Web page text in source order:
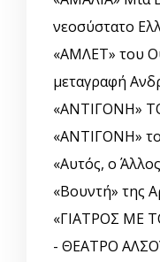
νεοσύστατο
«ΑΜΛΕΤ» του
μεταγραφή
«ΑΝΤΙΓΟΝΗ»
«ΑΝΤΙΓΟΝΗ»
«Αυτός, o
«Βουντή» της
«ΓΙΑΤΡΟΣ ΜΕ
- ΘΕΑΤΡΟ